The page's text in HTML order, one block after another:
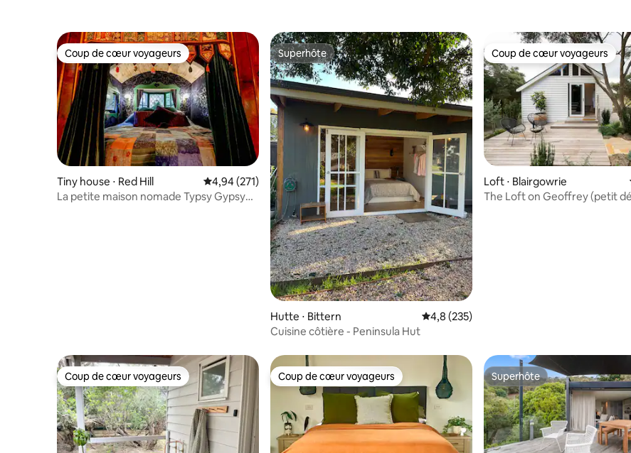
Coup de cœur voyageurs
Coup de cœur voyageurs
Tiny house ⋅ Red Hill Évaluation moyenne sur la base de 271 commentaires : 4,94 sur 5
4,94 (271)
La petite maison nomade Typsy Gypsy
Superhôte
Superhôte
Hutte ⋅ Bittern Évaluation moyenne sur la base de 235
4,8 (235)
Cuisine côtière - Peninsula Hut
Coup de cœur voyageurs
Coup de cœur voyageurs
Loft ⋅ Blairgowrie
The Loft on Geoffrey (petit
Coup de cœur voyageurs
Coup de cœur voyageurs Coup de cœur voyageurs
Coup de cœur voyageurs Superhôte
Superhôte